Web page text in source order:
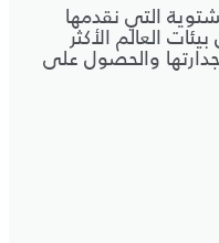
التي نقدمها
العالم الأكثر
والحصول على